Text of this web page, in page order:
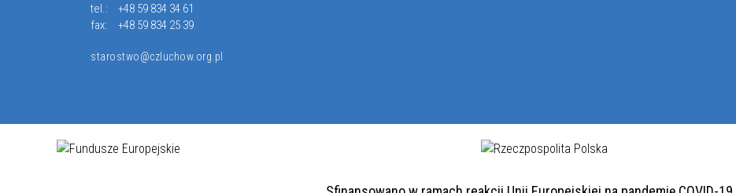
tel.:
+48 59 834 34 61
fax:
+48 59 834 25 39
starostwo@czluchow.org.pl